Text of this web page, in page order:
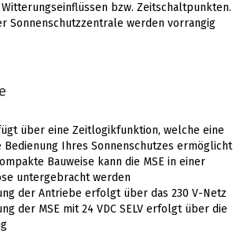
bzw. Zeitschaltpunkten.
Sonnenschutzzentrale werden vorrangig
über eine Zeitlogikfunktion, welche eine
Bedienung Ihres Sonnenschutzes ermöglicht
Bauweise kann die MSE in einer
untergebracht werden
der Antriebe erfolgt über das 230 V-Netz
der MSE mit 24 VDC SELV erfolgt über die